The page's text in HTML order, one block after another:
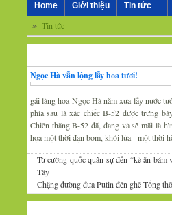
Home Giới thiệu Tin tức
» Tin tức
Ngọc Hà vẫn lộng lẫy hoa tươi!
gái làng hoa Ngọc Hà năm xưa lấy nước
phía sau là xác chiếc B-52 được trưng
Chiến thắng B-52 đã, đang và sẽ mãi là
họa một thời đạn bom, khói lửa - một thời
Từ cường quốc quân sự đến “kẻ ăn bám
Tây
Chặng đường đưa Putin đến ghế Tổng